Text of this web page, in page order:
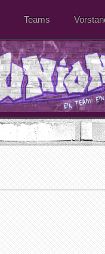
Teams